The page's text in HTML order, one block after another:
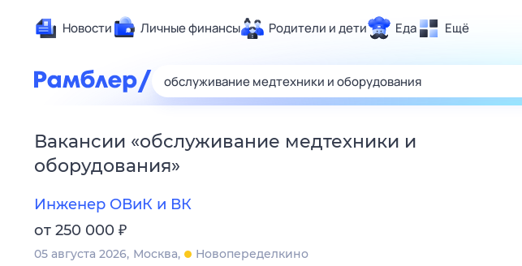
Новости Личные финансы Родители и дети Еда Ещё
Здоровье
Развлечения и отдых
Спорт
Вакансии «обслуживание медтехники и
оборудования»
Инженер ОВиК и ВК
от 250 000 ₽
05 августа 2026 Москва
Новопеределкино